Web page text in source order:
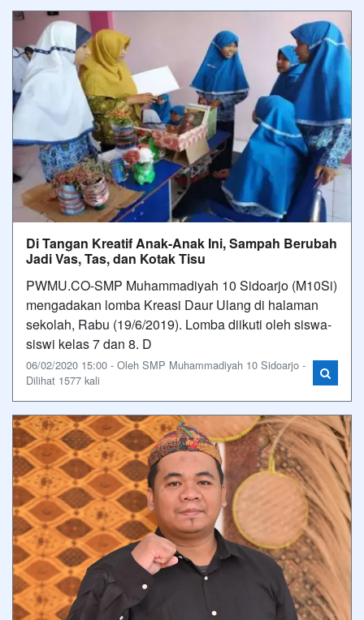
Di Tangan Kreatif Anak-Anak Ini, Sampah Berubah
Jadi Vas, Tas, dan Kotak Tisu
PWMU.CO-SMP Muhammadiyah 10 Sidoarjo (M10Si)
mengadakan lomba Kreasi Daur Ulang di halaman
sekolah, Rabu (19/6/2019). Lomba diikuti oleh siswa-
siswi kelas 7 dan 8. D
06/02/2020 15:00 - Oleh SMP Muhammadiyah 10 Sidoarjo -
Dilihat 1577 kali